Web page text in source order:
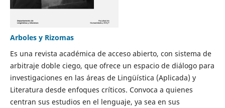
Arboles y Rizomas
Es una revista académica de acceso abierto, con sistema de
arbitraje doble ciego, que ofrece un espacio de diálogo para
investigaciones en las áreas de Lingüística (Aplicada) y
Literatura desde enfoques críticos. Convoca a quienes
centran sus estudios en el lenguaje, ya sea en sus